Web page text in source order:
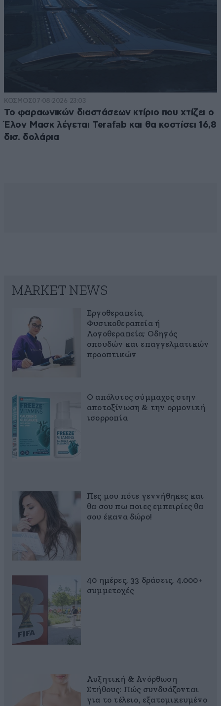
ΚΟΣΜΟΣ07·08·2026 23:03
Το φαραωνικών διαστάσεων κτίριο που χτίζει ο
Έλον Μασκ λέγεται Terafab και θα κοστίσει 16,8
δισ. δολάρια
MARKET NEWS
Εργοθεραπεία,
Φυσικοθεραπεία ή
Λογοθεραπεία; Οδηγός
σπουδών και επαγγελματικών
προοπτικών
Ο απόλυτος σύμμαχος στην
αποτοξίνωση & την ορμονική
ισορροπία
Πες μου πότε γεννήθηκες και
θα σου πω ποιες εμπειρίες θα
σου έκανα δώρο!
40 ημέρες, 33 δράσεις, 4.000+
συμμετοχές
Αυξητική & Ανόρθωση
Στήθους: Πώς συνδυάζονται
για το τέλειο, εξατομικευμένο